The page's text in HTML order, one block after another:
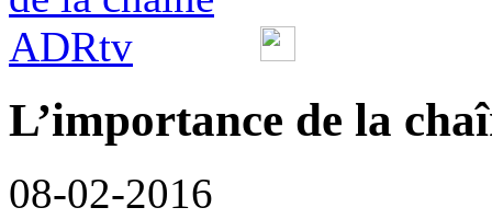
L’importance de la
08-02-2016